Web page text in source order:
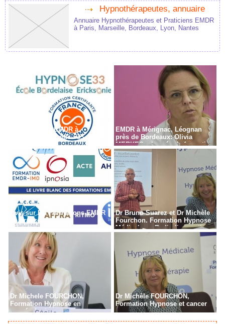
Hypnothérapeutes, annuaire
Annuaire Hypnothérapeutes et Praticiens EMDR
à Paris, Marseille, Bordeaux, Lyon, Nantes
Formation en EMDR à
Bordeaux - Gironde - 33
EMDR à Mérignac, Léognan
près de Bordeaux: Olivia
MERKES, chargée de formation
Avis sur les Formations EMDR
en France
Dr Bruno Suarez et Dr Michèle
Fourchon. Formation Hypnose
Médicale en Radiodiagnostic,
Dr Michele FOURCHON,
Formation Hypnose en
cancérologie
Dr Michèle FOURCHON,
Formation Hypnose et cancer